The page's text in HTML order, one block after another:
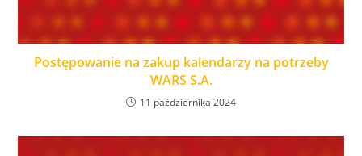
Postępowanie na zakup kalendarzy na potrzeby
WARS S.A.
11 października 2024